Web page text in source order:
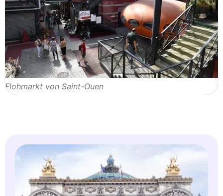
Flohmarkt von Saint-Ouen